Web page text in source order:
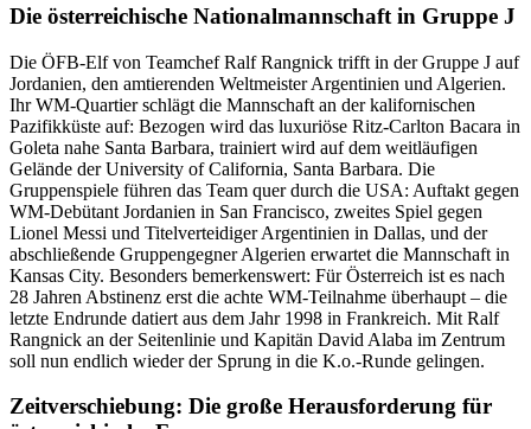
Die österreichische Nationalmannschaft in Gruppe J
Die ÖFB-Elf von Teamchef Ralf Rangnick trifft in der Gruppe J auf
Jordanien, den amtierenden Weltmeister Argentinien und Algerien.
Ihr WM-Quartier schlägt die Mannschaft an der kalifornischen
Pazifikküste auf: Bezogen wird das luxuriöse Ritz-Carlton Bacara in
Goleta nahe Santa Barbara, trainiert wird auf dem weitläufigen
Gelände der University of California, Santa Barbara. Die
Gruppenspiele führen das Team quer durch die USA: Auftakt gegen
WM-Debütant Jordanien in San Francisco, zweites Spiel gegen
Lionel Messi und Titelverteidiger Argentinien in Dallas, und der
abschließende Gruppengegner Algerien erwartet die Mannschaft in
Kansas City. Besonders bemerkenswert: Für Österreich ist es nach
28 Jahren Abstinenz erst die achte WM-Teilnahme überhaupt – die
letzte Endrunde datiert aus dem Jahr 1998 in Frankreich. Mit Ralf
Rangnick an der Seitenlinie und Kapitän David Alaba im Zentrum
soll nun endlich wieder der Sprung in die K.o.-Runde gelingen.
Zeitverschiebung: Die große Herausforderung für